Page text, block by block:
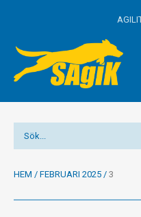
HEM / FEBRUARI 2025 / 3